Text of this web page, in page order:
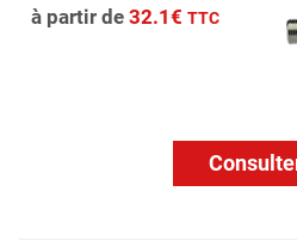
à partir de 32.1€ TTC